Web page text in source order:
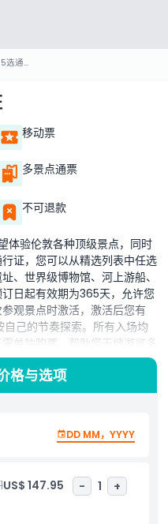
伦敦Go City 5选通行证
移动票
多景点通票
不可退款
体验伦敦各种顶级景点，同时
证，您可以从精选列表中任选
、世界级博物馆、河上游船、
日起有效期为365天，允许您
观景点时激活，激活后您有
己的节奏探索。所有入场均
单独购票，帮助您无缝游览多
索不同街区、享受当地咖啡馆
提供完全的灵活性。非常适合
旅行者，5选通行证在发掘伦敦
格与选项
DD MM，YYYY
US$ 147.95 - 1 +